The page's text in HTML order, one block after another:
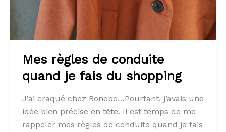
Mes règles de conduite
quand je fais du shopping
J’ai craqué chez Bonobo…Pourtant, j’avais une
idée bien précise en tête. Il est temps de me
rappeler mes règles de conduite quand je fais